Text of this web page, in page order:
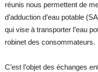
réunis nous permettent de
d’adduction d’eau potable
qui vise à transporter l’eau
robinet des consommateurs.
C’est l’objet des échanges